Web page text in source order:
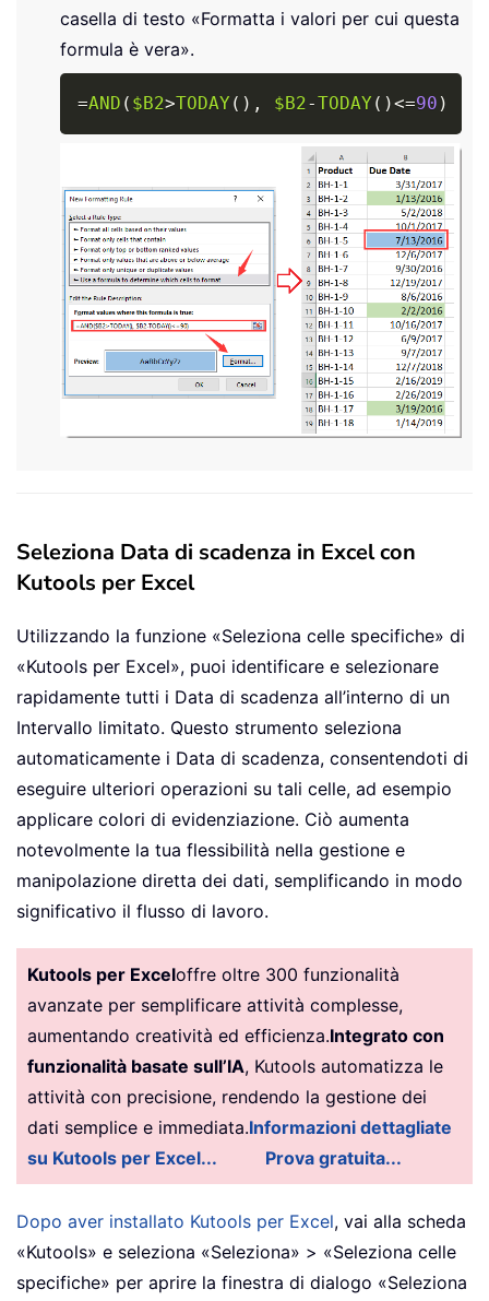
casella di testo «Formatta i valori per cui questa
formula è vera».
=AND ( $B2>TODAY ( ) , $B2-TODAY ( )<=90 )
Copy
Seleziona Data di scadenza in Excel con
Kutools per Excel
Utilizzando la funzione «Seleziona celle specifiche» di
«Kutools per Excel», puoi identificare e selezionare
rapidamente tutti i Data di scadenza all’interno di un
Intervallo limitato. Questo strumento seleziona
automaticamente i Data di scadenza, consentendoti di
eseguire ulteriori operazioni su tali celle, ad esempio
applicare colori di evidenziazione. Ciò aumenta
notevolmente la tua flessibilità nella gestione e
manipolazione diretta dei dati, semplificando in modo
significativo il flusso di lavoro.
Kutools per Exceloffre oltre 300 funzionalità
avanzate per semplificare attività complesse,
aumentando creatività ed efficienza.Integrato con
funzionalità basate sull’IA, Kutools automatizza le
attività con precisione, rendendo la gestione dei
dati semplice e immediata.Informazioni dettagliate
su Kutools per Excel...
Prova gratuita...
Dopo aver installato Kutools per Excel, vai alla scheda
«Kutools» e seleziona «Seleziona» > «Seleziona celle
specifiche» per aprire la finestra di dialogo «Seleziona